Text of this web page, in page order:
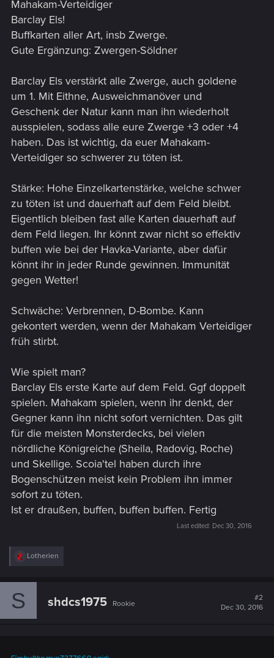
Mahakam-Verteidiger
Barclay Els!
Buffkarten aller Art, insb Zwerge.
Gute Ergänzung: Zwergen-Söldner
Barclay Els verstärkt alle Zwerge, auch goldene
um 1. Mit Eithne, Ausweichmanöver und
Geschenk der Natur kann man ihn wiederholt
ausspielen, sodass alle eure Zwerge +3 oder +4
haben. Das ist wichtig, da euer Mahakam-
Verteidiger so schwerer zu töten ist.
Stärke: Hohe Einzelkartenstärke, welche schwer
zu töten ist und dauerhaft auf dem Feld bleibt.
Eigentlich bleiben fast alle Karten dauerhaft auf
dem Feld liegen. Ihr könnt zwar nicht so effektiv
buffen wie bei der Havka-Variante, aber dafür
könnt ihr in jeder Runde gewinnen. Immunität
gegen Wetter!
Schwäche: Verbrennen, D-Bombe. Kann
gekontert werden, wenn der Mahakam Verteidiger
früh stirbt.
Wie spielt man?
Barclay Els erste Karte auf dem Feld. Ggf doppelt
spielen. Mahakam spielen, wenn ihr denkt, der
Gegner kann ihn nicht sofort vernichten. Das gilt
für die meisten Monsterdecks, bei vielen
nördliche Königreiche (Sheila, Radovig, Roche)
und Skellige. Scoia'tel haben durch ihre
Bogenschützen meist kein Problem ihn immer
sofort zu töten.
Ist er draußen, buffen, buffen buffen. Fertig
Last edited: Dec 30, 2016
R
c
Lotherien
S shdcs1975 Rookie
#2
Dec 30, 2016